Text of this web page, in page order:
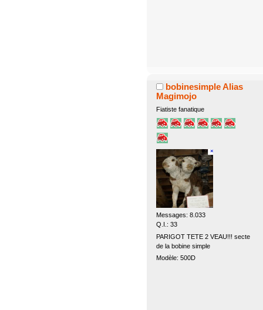
bobinesimple Alias
Magimojo
Fiatiste fanatique
Messages: 8.033
Q.I.: 33
PARIGOT TETE 2 VEAU!!! secte
de la bobine simple
Modèle: 500D